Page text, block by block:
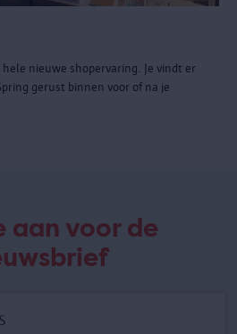
hele nieuwe shopervaring. Je vindt er
gerust binnen voor of na je
aan voor de